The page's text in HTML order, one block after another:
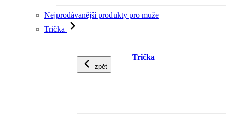
Nejprodávanější produkty pro muže
Trička
zpět
Trička